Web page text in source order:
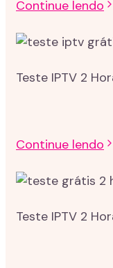
Continue lendo
Teste IPTV 2
Continue lendo
Teste IPTV 2